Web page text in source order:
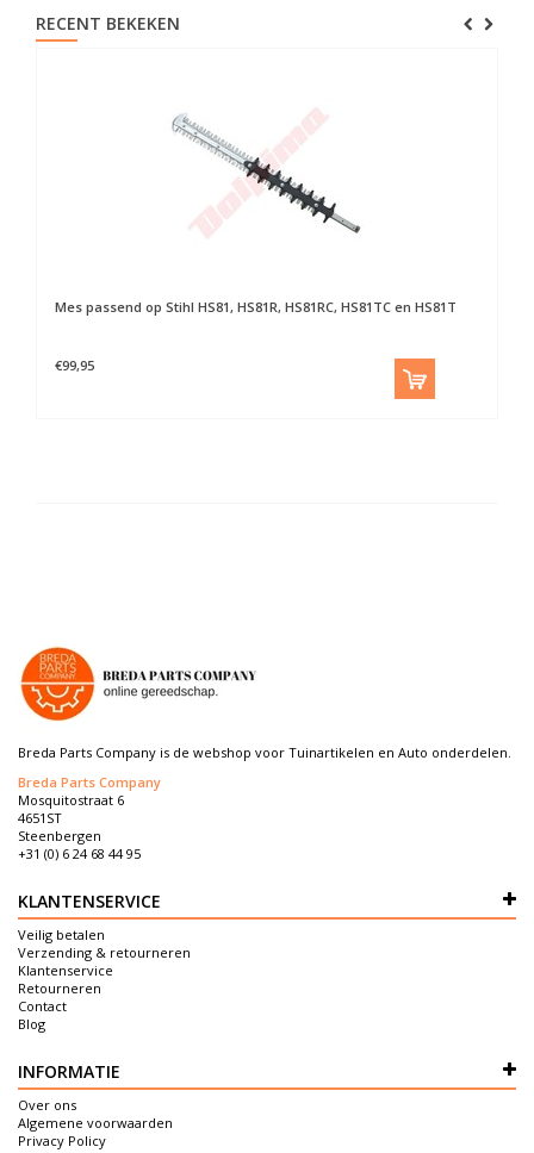
RECENT BEKEKEN
Mes passend op Stihl HS81, HS81R, HS81RC, HS81TC en HS81T
€99,95
Breda Parts Company is de webshop voor Tuinartikelen en Auto onderdelen.
Breda Parts Company
Mosquitostraat 6
4651ST
Steenbergen
+31 (0) 6 24 68 44 95
KLANTENSERVICE
Veilig betalen
Verzending & retourneren
Klantenservice
Retourneren
Contact
Blog
INFORMATIE
Over ons
Algemene voorwaarden
Privacy Policy